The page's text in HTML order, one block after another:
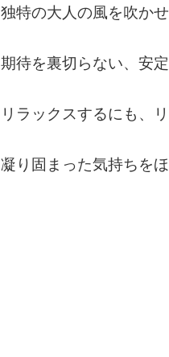
独特の大人の風を吹かせ
期待を裏切らない、安定
リラックスするにも、
凝り固まった気持ちを